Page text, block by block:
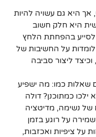
היא גם עשויה להיות
היא חלק חשוב
לסייע בהפחתת הלחץ
לומדות על החשיבות של
ליצור סביבה
שאלות כמו: מה ישפיע
כמתוכנן? דולה
של נשימה, מדיטציה
על רוגע בזמן
על ציפיות ואכזבות,